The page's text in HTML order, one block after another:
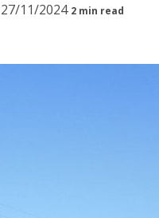
27/11/2024 2 min read